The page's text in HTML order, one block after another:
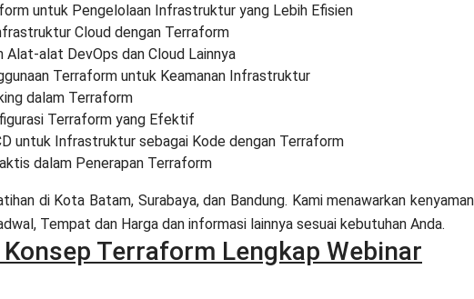
untuk Pengelolaan Infrastruktur yang Lebih Efisien
Cloud dengan Terraform
alat DevOps dan Cloud Lainnya
Terraform untuk Keamanan Infrastruktur
dalam Terraform
Terraform yang Efektif
untuk Infrastruktur sebagai Kode dengan Terraform
dalam Penerapan Terraform
di Kota Batam, Surabaya, dan Bandung. Kami menawarkan
Tempat dan Harga dan informasi lainnya sesuai kebutuhan Anda.
Terraform Lengkap Webinar